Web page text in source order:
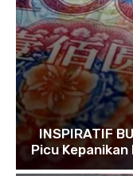
INSPIRATIF
Picu Kepanikan